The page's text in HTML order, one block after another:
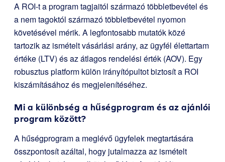
A ROI-t a program tagjaitól származó többletbevétel és
a nem tagoktól származó többletbevétel nyomon
követésével mérik. A legfontosabb mutatók közé
tartozik az ismételt vásárlási arány, az ügyfél élettartam
értéke (LTV) és az átlagos rendelési érték (AOV). Egy
robusztus platform külön irányítópultot biztosít a ROI
kiszámításához és megjelenítéséhez.
Mi a különbség a hűségprogram és az ajánlói
program között?
A hűségprogram a meglévő ügyfelek megtartására
összpontosít azáltal, hogy jutalmazza az ismételt